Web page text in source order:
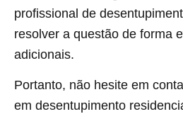
profissional de
resolver a questão de forma
adicionais.
Portanto, não hesite em
em desentupimento